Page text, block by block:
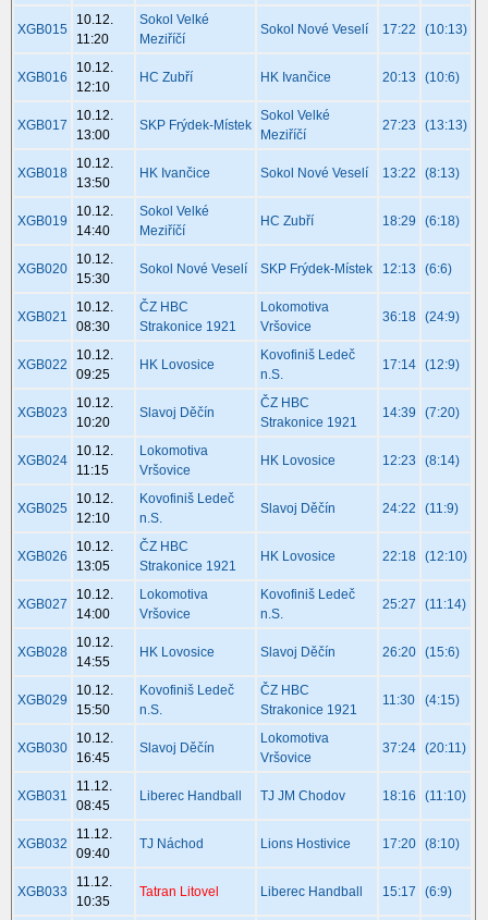
XGB015
10.12.
11:20
Sokol Velké
Meziříčí
Sokol Nové Veselí 17:22 (10:13)
XGB016
10.12.
12:10
HC Zubří HK Ivančice 20:13 (10:6)
XGB017
10.12.
13:00
SKP Frýdek-Místek
Sokol Velké
Meziříčí
27:23 (13:13)
XGB018
10.12.
13:50
HK Ivančice Sokol Nové Veselí 13:22 (8:13)
XGB019
10.12.
14:40
Sokol Velké
Meziříčí
HC Zubří 18:29 (6:18)
XGB020
10.12.
15:30
Sokol Nové Veselí SKP Frýdek-Místek 12:13 (6:6)
XGB021
10.12.
08:30
ČZ HBC
Strakonice 1921
Lokomotiva
Vršovice
36:18 (24:9)
XGB022
10.12.
09:25
HK Lovosice
Kovofiniš Ledeč
n.S.
17:14 (12:9)
XGB023
10.12.
10:20
Slavoj Děčín
ČZ HBC
Strakonice 1921
14:39 (7:20)
XGB024
10.12.
11:15
Lokomotiva
Vršovice
HK Lovosice 12:23 (8:14)
XGB025
10.12.
12:10
Kovofiniš Ledeč
n.S.
Slavoj Děčín 24:22 (11:9)
XGB026
10.12.
13:05
ČZ HBC
Strakonice 1921
HK Lovosice 22:18 (12:10)
XGB027
10.12.
14:00
Lokomotiva
Vršovice
Kovofiniš Ledeč
n.S.
25:27 (11:14)
XGB028
10.12.
14:55
HK Lovosice Slavoj Děčín 26:20 (15:6)
XGB029
10.12.
15:50
Kovofiniš Ledeč
n.S.
ČZ HBC
Strakonice 1921
11:30 (4:15)
XGB030
10.12.
16:45
Slavoj Děčín
Lokomotiva
Vršovice
37:24 (20:11)
XGB031
11.12.
08:45
Liberec Handball TJ JM Chodov 18:16 (11:10)
XGB032
11.12.
09:40
TJ Náchod Lions Hostivice 17:20 (8:10)
XGB033
11.12.
10:35
Tatran Litovel Liberec Handball 15:17 (6:9)